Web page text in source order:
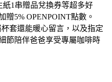
1串贈品兌換券等超多好
贈5% OPENPOINT點數。
套還能暖心留言，以及指定
節陪伴爸爸享受專屬咖啡時